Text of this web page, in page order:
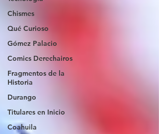
Chismes
Qué Curioso
Gómez Palacio
Comics Derechairos
Fragmentos de la
Historia
Durango
Titulares en Inicio
Coahuila